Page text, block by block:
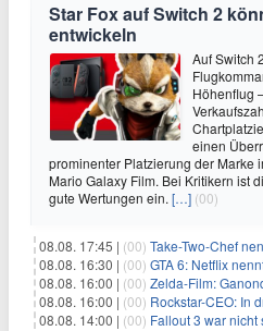
Star Fox auf Switch 2
entwickeln
Auf Switch
Höhenflug
einen
prominenter Platzierung der Marke
Mario Galaxy Film. Bei Kritikern ist
gute Wertungen ein. […] (00)
08.08. 17:45 | (00) Take-Two-Chef nennt GTA
08.08. 16:30 | (00) GTA 6: Netflix nennt
08.08. 16:00 | (00) Zelda-Film: Ganondorf,
08.08. 16:00 | (00) Rockstar-CEO: In drei
08.08. 14:00 | (00) Fallout 3 war nicht so